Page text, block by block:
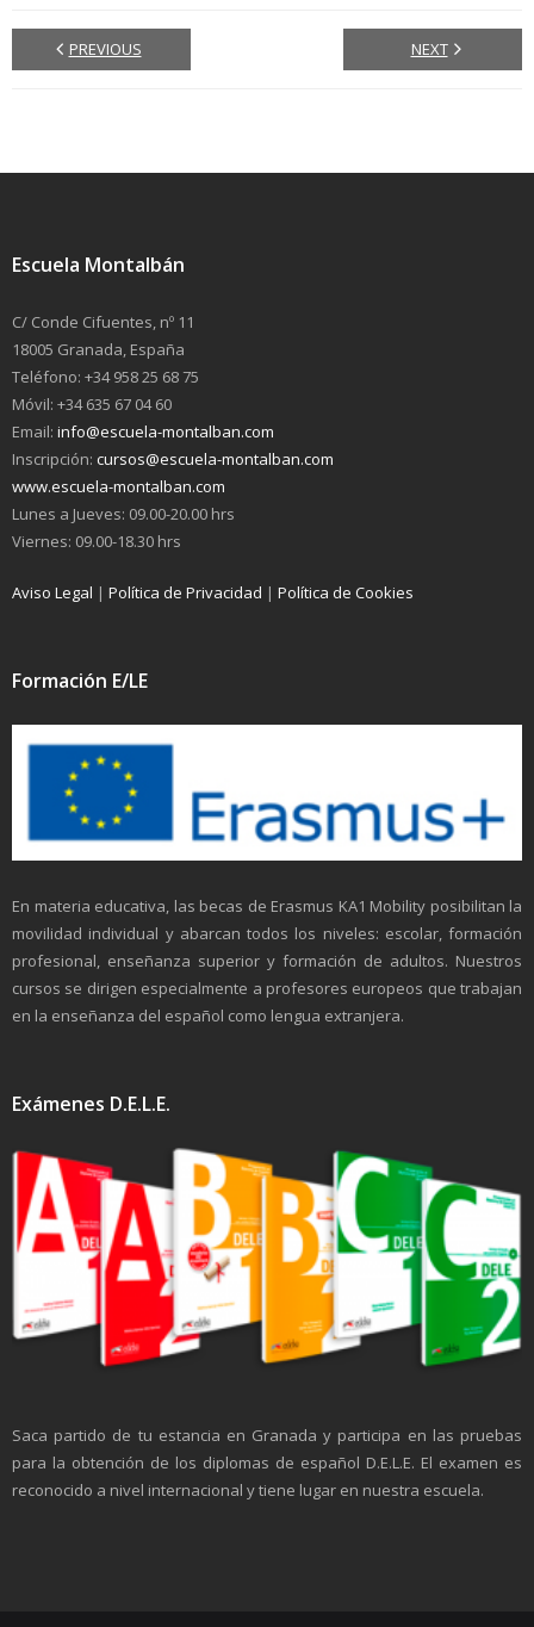
PREVIOUS NEXT
Escuela Montalbán
C/ Conde Cifuentes, nº 11
18005 Granada, España
Teléfono: +34 958 25 68 75
Móvil: +34 635 67 04 60
Email: info@escuela-montalban.com
Inscripción: cursos@escuela-montalban.com
www.escuela-montalban.com
Lunes a Jueves: 09.00-20.00 hrs
Viernes: 09.00-18.30 hrs
Aviso Legal | Política de Privacidad | Política de Cookies
Formación E/LE
En materia educativa, las becas de Erasmus KA1 Mobility posibilitan la
movilidad individual y abarcan todos los niveles: escolar, formación
profesional, enseñanza superior y formación de adultos. Nuestros
cursos se dirigen especialmente a profesores europeos que trabajan
en la enseñanza del español como lengua extranjera.
Exámenes D.E.L.E.
Saca partido de tu estancia en Granada y participa en las pruebas
para la obtención de los diplomas de español D.E.L.E. El examen es
reconocido a nivel internacional y tiene lugar en nuestra escuela.